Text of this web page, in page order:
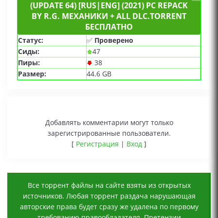
(UPDATE 64) [RUS|ENG] (2021) PC REPACK
BY R.G. МЕХАНИКИ + ALL DLC.TORRENT
БЕСПЛАТНО
Статус: ✅ Проверено
Сиды:
47
Пиры:
38
Размер:
44.6 GB
Добавлять комментарии могут только
зарегистрированные пользователи.
[ Регистрация | Вход ]
Все торрент файлы на сайте взяты из открытых
источников. Любая торрент раздача нарушающая
авторские права будет сразу же удалена по первому